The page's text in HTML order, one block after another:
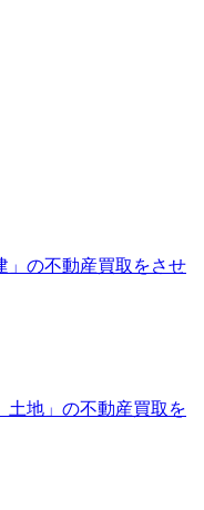
の不動産買取をさせ
地」の不動産買取を